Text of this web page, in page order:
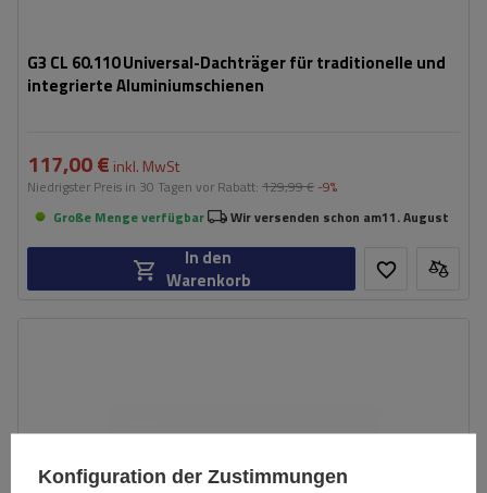
G3 CL 60.110 Universal-Dachträger für traditionelle und
integrierte Aluminiumschienen
117,00 € inkl. MwSt
Niedrigster Preis in 30 Tagen vor Rabatt: 129,99 € -9%
Große Menge verfügbar
Wir versenden schon am11. August
In den
Warenkorb
Konfiguration der Zustimmungen